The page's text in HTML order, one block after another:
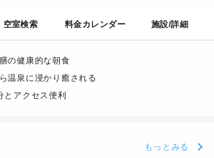
空室検索 料金カレンダー 施設/詳細
の健康的な朝食
温泉に浸かり癒される
とアクセス便利
もっとみる